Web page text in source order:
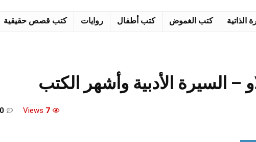
الذاتية كتب الغموض كتب أطفال روايات كتب قصص حقيقية
– السيرة الأدبية وأشهر الكتب
7
0